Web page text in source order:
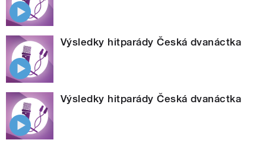
Výsledky hitparády Česká dvanáctka
Výsledky hitparády Česká dvanáctka